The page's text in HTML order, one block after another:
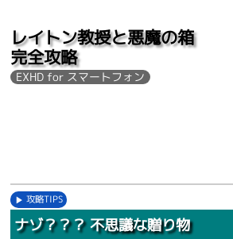
レイトン教授と悪魔の箱
完全攻略
EXHD for スマートフォン
攻略TIPS
ナゾ？？？ 不思議な贈り物